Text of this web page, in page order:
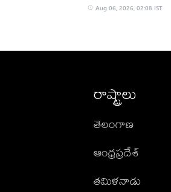
Aug 06, 2026, 02:08 IST
రాష్ట్రాలు
తెలంగాణ
ఆంధ్రప్రదేశ్
తమిళనాడు